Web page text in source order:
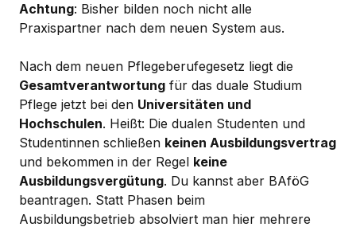
Achtung: Bisher bilden noch nicht alle
Praxispartner nach dem neuen System aus.
Nach dem neuen Pflegeberufegesetz liegt die
Gesamtverantwortung für das duale Studium
Pflege jetzt bei den Universitäten und
Hochschulen. Heißt: Die dualen Studenten und
Studentinnen schließen keinen Ausbildungsvertrag
und bekommen in der Regel keine
Ausbildungsvergütung. Du kannst aber BAföG
beantragen. Statt Phasen beim
Ausbildungsbetrieb absolviert man hier mehrere